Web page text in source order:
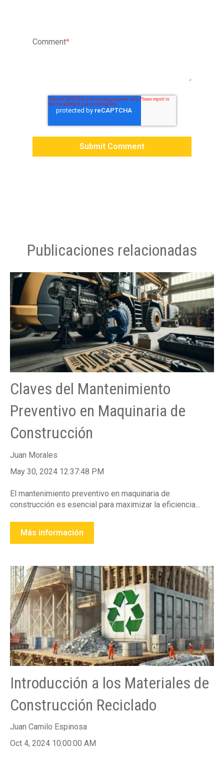
Comment*
Publicaciones relacionadas
Claves del Mantenimiento
Preventivo en Maquinaria de
Construcción
Juan Morales
May 30, 2024 12:37:48 PM
El mantenimiento preventivo en maquinaria de
construcción es esencial para maximizar la eficiencia...
Más información
Introducción a los Materiales de
Construcción Reciclado
Juan Camilo Espinosa
Oct 4, 2024 10:00:00 AM